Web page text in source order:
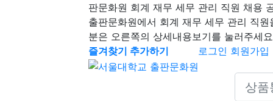
판문화원 회계 재무 세무 관리 직원 채용
출판문화원에서 회계 재무 세무 관리 직
분은 오른쪽의 상세내용보기를 눌러주세
즐겨찾기 추가하기
로그인 회원가입
Search